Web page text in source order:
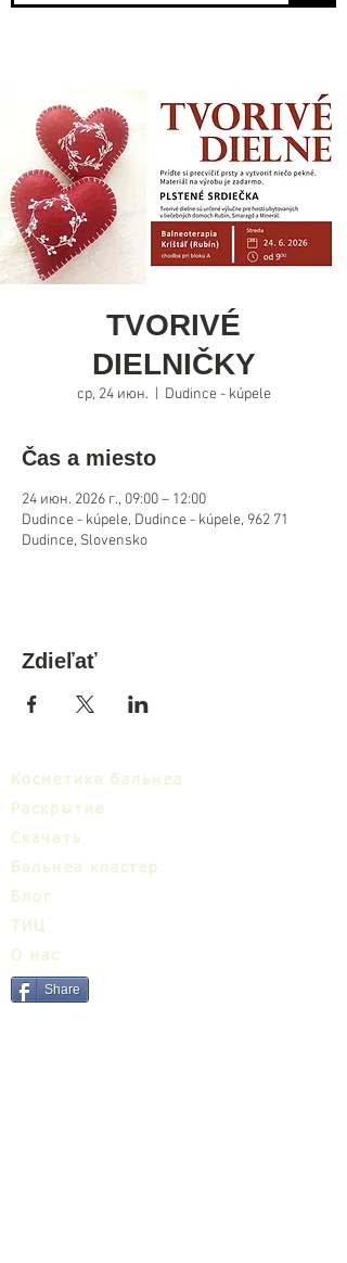
TVORIVÉ
DIELNIČKY
ср, 24 июн. Dudince - kúpele
Čas a miesto
24 июн. 2026 г., 09:00 – 12:00
Dudince - kúpele, Dudince - kúpele, 962 71
Dudince, Slovensko
Zdieľať
Косметика бальнеа
Раскрытие
Cкачать
Бальнеa кластер
Блог
ТИЦ
О нас
Share